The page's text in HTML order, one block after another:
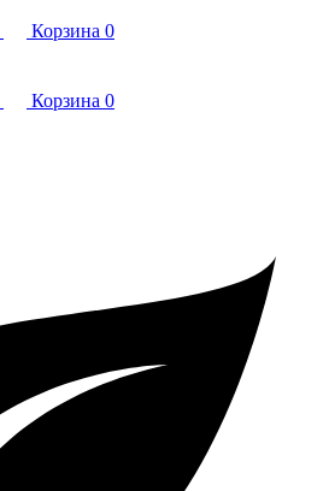
Корзина 0
Корзина 0